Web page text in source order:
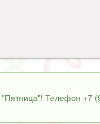
"Пятница"! Телефон